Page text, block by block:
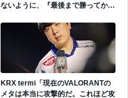
ないように、『最後まで勝ってから
てて努力してきた。」
KRX termi「現在のVALORANTの
メタは本当に攻撃的だ。これほど攻